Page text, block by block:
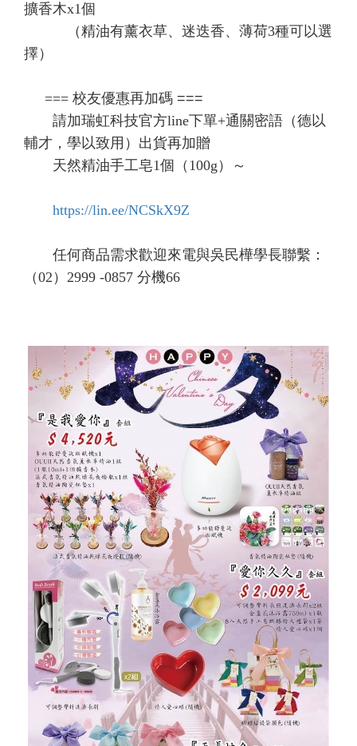
擴香木x1個
（精油有薰衣草、迷迭香、薄荷3種可以選
擇）
=== 校友優惠再加碼 ===
請加瑞虹科技官方line下單+通關密語（德以
輔才，學以致用 ）出貨再加贈
天然精油手工皂1個（100g）～
https://lin.ee/NCSkX9Z
任何商品需求歡迎來電與吳民樺學長聯繫：
（02）2999 -0857 分機66